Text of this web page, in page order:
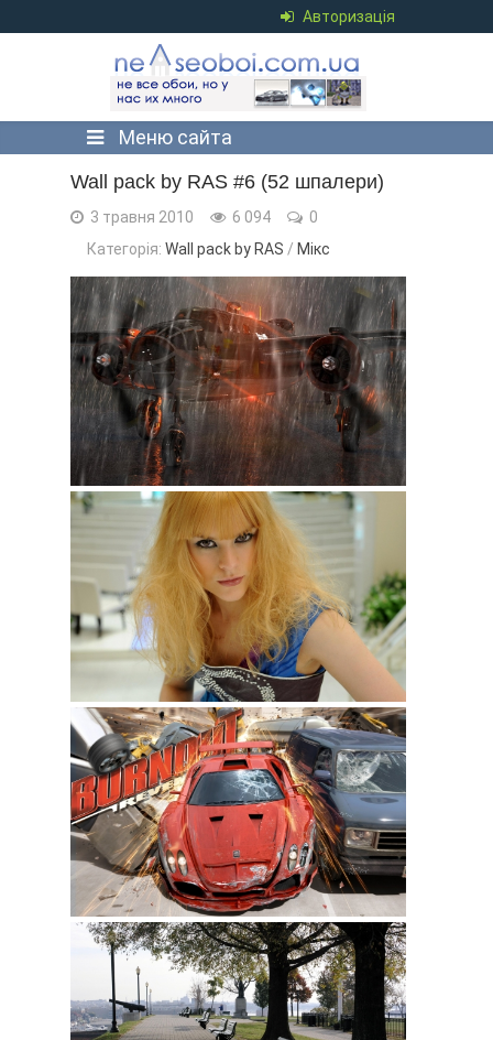
Авторизація
Меню сайта
Wall pack by RAS #6 (52 шпалери)
3 травня 2010 6 094
0
Категорія: Wall pack by RAS / Мікс